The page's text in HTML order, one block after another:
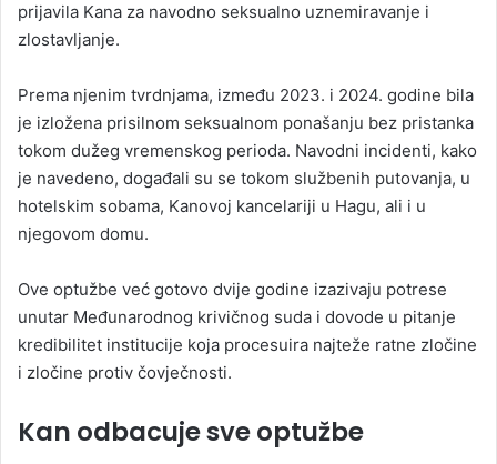
prijavila Kana za navodno seksualno uznemiravanje i
zlostavljanje.
Prema njenim tvrdnjama, između 2023. i 2024. godine bila
je izložena prisilnom seksualnom ponašanju bez pristanka
tokom dužeg vremenskog perioda. Navodni incidenti, kako
je navedeno, događali su se tokom službenih putovanja, u
hotelskim sobama, Kanovoj kancelariji u Hagu, ali i u
njegovom domu.
Ove optužbe već gotovo dvije godine izazivaju potrese
unutar Međunarodnog krivičnog suda i dovode u pitanje
kredibilitet institucije koja procesuira najteže ratne zločine
i zločine protiv čovječnosti.
Kan odbacuje sve optužbe